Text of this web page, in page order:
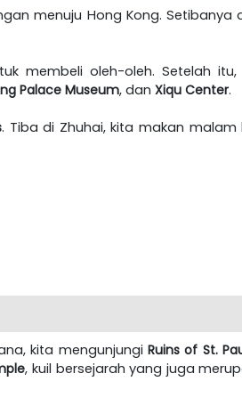
menuju Hong Kong. Setibanya
membeli oleh-oleh. Setelah
Palace Museum, dan Xiqu Center.
. Tiba di Zhuhai, kita makan
kita mengunjungi Ruins of St.
, kuil bersejarah yang juga